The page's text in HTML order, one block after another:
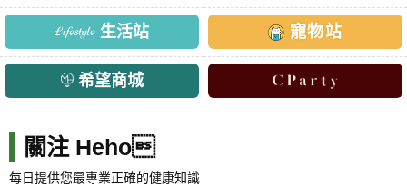
生活站 寵物站
希望商城
關注 Heho
每日提供您最專業正確的健康知識